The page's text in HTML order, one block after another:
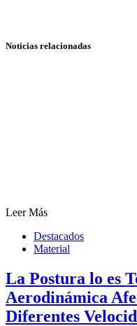
Noticias relacionadas
Leer Más
Destacados
Material
La Postura lo es
Aerodinámica
Diferentes